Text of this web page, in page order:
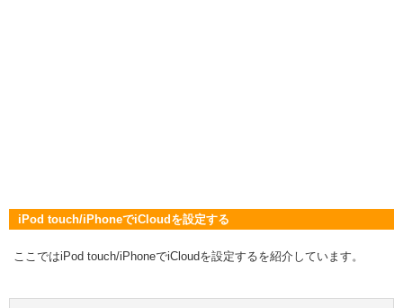
iPod touch/iPhoneでiCloudを設定する
ここではiPod touch/iPhoneでiCloudを設定するを紹介しています。